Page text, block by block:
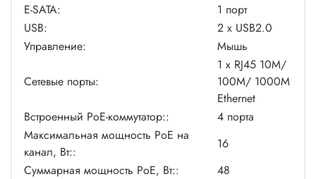
E-SATA:
1 порт
USB:
2 x USB2.0
Управление:
Мышь
Сетевые порты:
1 x RJ45 10M/
100M/ 1000M
Ethernet
Встроенный PoE-коммутатор::
4 порта
Максимальная мощность PoE на
канал, Вт::
16
Суммарная мощность PoE, Вт::
48